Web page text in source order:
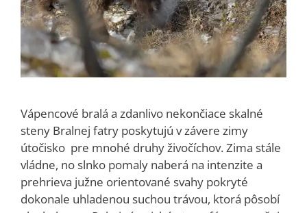
Vápencové bralá a zdanlivo nekončiace skalné
steny Bralnej fatry poskytujú v závere zimy
útočisko pre mnohé druhy živočíchov. Zima stále
vládne, no slnko pomaly naberá na intenzite a
prehrieva južne orientované svahy pokryté
dokonale uhladenou suchou trávou, ktorá pôsobí